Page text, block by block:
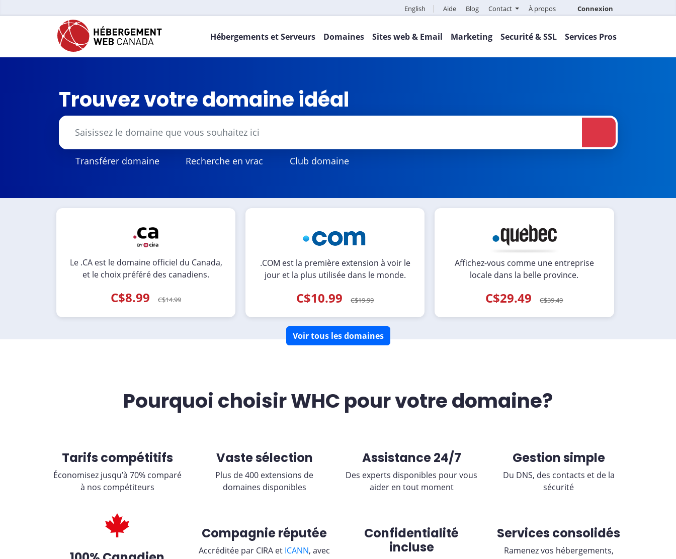
English Aide Blog Contact À propos Connexion
Hébergements et Serveurs Domaines Sites web & Email Marketing Securité & SSL Services Pros
Trouvez votre domaine idéal
Transférer domaine Recherche en vrac Club domaine
Le .CA est le domaine officiel du Canada,
et le choix préféré des canadiens.
C$8.99 C$14.99
.COM est la première extension à voir le
jour et la plus utilisée dans le monde.
C$10.99 C$19.99
Affichez-vous comme une entreprise
locale dans la belle province.
C$29.49 C$39.49
Voir tous les domaines
Pourquoi choisir WHC pour votre domaine?
Tarifs compétitifs
Économisez jusqu’à 70% comparé
à nos compétiteurs
Vaste sélection
Plus de 400 extensions de
domaines disponibles
Assistance 24/7
Des experts disponibles pour vous
aider en tout moment
Gestion simple
Du DNS, des contacts et de la
sécurité
Compagnie réputée
Accréditée par CIRA et ICANN, avec
Confidentialité
incluse
Services consolidés
Ramenez vos hébergements,